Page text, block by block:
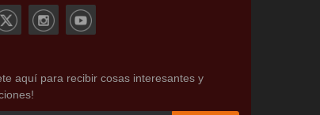
aquí para recibir cosas interesantes y